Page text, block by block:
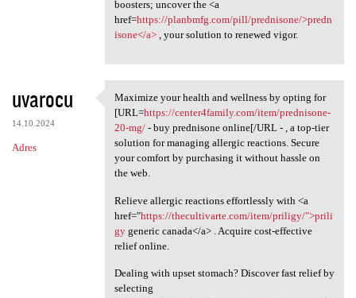
boosters; uncover the <a
href=https://planbmfg.com/pill/prednisone/>predn
isone</a>, your solution to renewed vigor.
uvarocu
14.10.2024
Adres
Maximize your health and
Maximize your health and wellness by opting for
[URL=https://center4family.com/item/prednisone-
20-mg/- buy prednisone online[/URL - , a top-tier
solution for managing allergic reactions. Secure
your comfort by purchasing it without hassle on
the web.
Relieve allergic reactions effortlessly with <a
href="https://thecultivarte.com/item/priligy/">prili
gygeneric canada</a> . Acquire cost-effective
relief online.
Dealing with upset stomach? Discover fast relief by
selecting